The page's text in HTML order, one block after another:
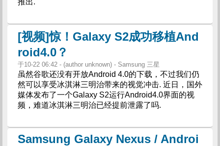
推出.
[视频]惊！Galaxy S2成功移植And
roid4.0？
于10-22 06:42 - (author unknown) - Samsung 三星
虽然谷歌还没有开放Android 4.0的下载，不过我们仍
然可以享受冰淇淋三明治带来的视觉冲击. 近日，国外
媒体发布了一个Galaxy S2运行Android4.0界面的视
频，难道冰淇淋三明治已经提前泄露了吗.
Samsung Galaxy Nexus / Androi